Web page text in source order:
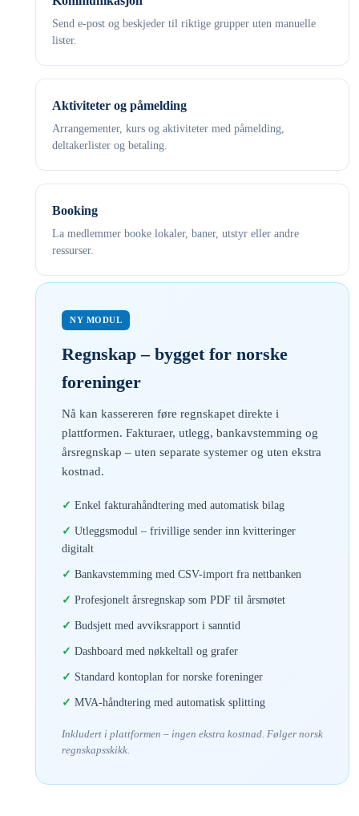
Send e-post og beskjeder til riktige grupper uten manuelle
lister.
Aktiviteter og påmelding
Arrangementer, kurs og aktiviteter med påmelding,
deltakerlister og betaling.
Booking
La medlemmer booke lokaler, baner, utstyr eller andre
ressurser.
NY MODUL
Regnskap – bygget for norske
foreninger
Nå kan kassereren føre regnskapet direkte i
plattformen. Fakturaer, utlegg, bankavstemming og
årsregnskap – uten separate systemer og uten ekstra
kostnad.
Enkel fakturahåndtering med automatisk bilag
Utleggsmodul – frivillige sender inn kvitteringer
digitalt
Bankavstemming med CSV-import fra nettbanken
Profesjonelt årsregnskap som PDF til årsmøtet
Budsjett med avviksrapport i sanntid
Dashboard med nøkkeltall og grafer
Standard kontoplan for norske foreninger
MVA-håndtering med automatisk splitting
Inkludert i plattformen – ingen ekstra kostnad. Følger norsk
regnskapsskikk.